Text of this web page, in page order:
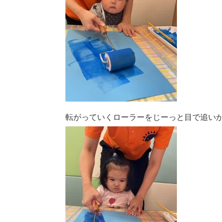
転がっていくローラーをじーっと目で追い